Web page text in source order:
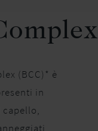
(BCC)* è
in
capello,